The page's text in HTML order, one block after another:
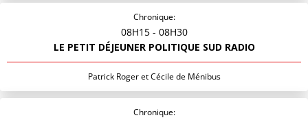
Chronique:
08H15 - 08H30
LE PETIT DÉJEUNER POLITIQUE SUD RADIO
Patrick Roger et Cécile de Ménibus
Chronique: